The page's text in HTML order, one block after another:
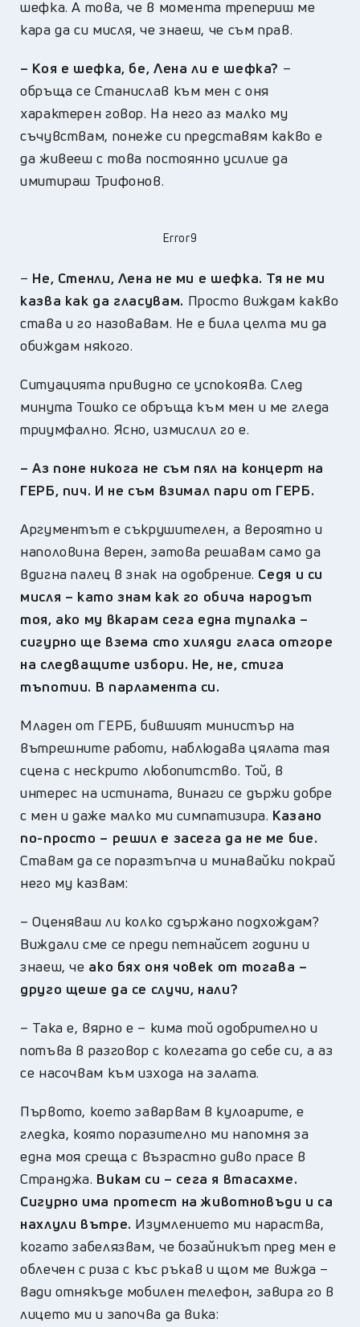
шефка. А това, че в момента трепериш ме
кара да си мисля, че знаеш, че съм прав.
– Коя е шефка, бе, Лена ли е шефка? –
обръща се Станислав към мен с оня
характерен говор. На него аз малко му
съчувствам, понеже си представям какво е
да живееш с това постоянно усилие да
имитираш Трифонов.
Error9
– Не, Стенли, Лена не ми е шефка. Тя не ми
казва как да гласувам. Просто виждам какво
става и го назовавам. Не е била целта ми да
обиждам някого.
Ситуацията привидно се успокоява. След
минута Тошко се обръща към мен и ме гледа
триумфално. Ясно, измислил го е.
–Аз поне никога не съм пял на концерт на
ГЕРБ, пич. И не съм взимал пари от ГЕРБ.
Аргументът е съкрушителен, а вероятно и
наполовина верен, затова решавам само да
вдигна палец в знак на одобрение. Седя и си
мисля – като знам как го обича народът
тоя, ако му вкарам сега една тупалка –
сигурно ще взема сто хиляди гласа отгоре
на следващите избори. Не, не, стига
тъпотии. В парламента си.
Младен от ГЕРБ, бившият министър на
вътрешните работи, наблюдава цялата тая
сцена с нескрито любопитство. Той, в
интерес на истината, винаги се държи добре
с мен и даже малко ми симпатизира. Казано
по-просто – решил е засега да не ме бие.
Ставам да се поразтъпча и минавайки покрай
него му казвам:
–Оценяваш ли колко сдържано подхождам?
Виждали сме се преди петнайсет години и
знаеш, че ако бях оня човек от тогава –
друго щеше да се случи, нали?
– Така е, вярно е – кима той одобрително и
потъва в разговор с колегата до себе си, а аз
се насочвам към изхода на залата.
Първото, което заварвам в кулоарите, е
гледка, която поразително ми напомня за
една моя среща с възрастно диво прасе в
Странджа. Викам си – сега я втасахме.
Сигурно има протест на животновъди и са
нахлули вътре. Изумлението ми нараства,
когато забелязвам, че бозайникът пред мен е
облечен с риза с къс ръкав и щом ме вижда –
вади отнякъде мобилен телефон, завира го в
лицето ми и започва да вика: